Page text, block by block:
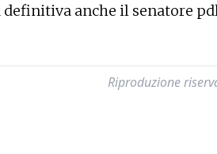
anche il senatore
Riproduzione